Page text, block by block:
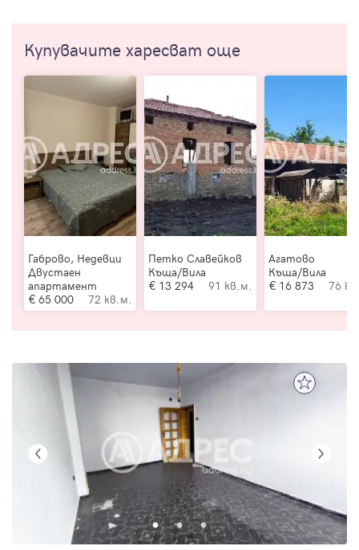
Купувачите харесват още
Габрово, Недевци
Двустаен
апартамент
65 000
72 кв.м.
Петко Славейков
Къща/Вила
13 294
91 кв.м.
Агатово
Къща/Вила
16 873
76